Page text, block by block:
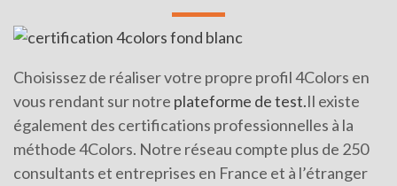
Choisissez de réaliser votre propre profil 4Colors en
vous rendant sur notre plateforme de test.Il existe
également des certifications professionnelles à la
méthode 4Colors. Notre réseau compte plus de 250
consultants et entreprises en France et à l’étranger